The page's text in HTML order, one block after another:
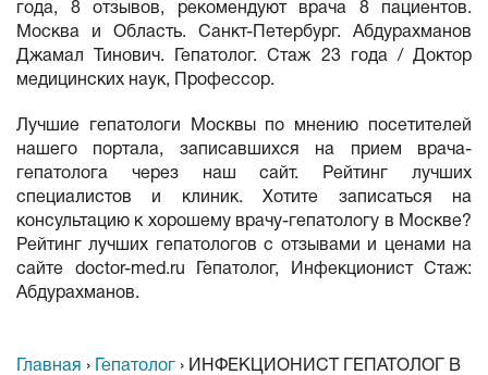
года, 8 отзывов, рекомендуют врача 8 пациентов.
Москва и Область. Санкт-Петербург. Абдурахманов
Джамал Тинович. Гепатолог. Стаж 23 года / Доктор
медицинских наук, Профессор.
Лучшие гепатологи Москвы по мнению посетителей
нашего портала, записавшихся на прием врача-
гепатолога через наш сайт. Рейтинг лучших
специалистов и клиник. Хотите записаться на
консультацию к хорошему врачу-гепатологу в Москве?
Рейтинг лучших гепатологов с отзывами и ценами на
сайте doctor-med.ru Гепатолог, Инфекционист Стаж:
Абдурахманов.
Главная › Гепатолог › ИНФЕКЦИОНИСТ ГЕПАТОЛОГ В